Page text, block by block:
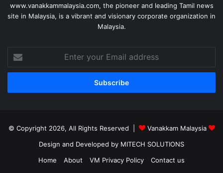
www.vanakkammalaysia.com, the pioneer and leading Tamil news
site in Malaysia, is a vibrant and visionary corporate organization in
Malaysia.
your
Email
© Copyright 2026, All Rights Reserved |
Vanakkam Malaysia
Design and Developed by MITECH SOLUTIONS
Home
About VM Privacy Policy Contact us